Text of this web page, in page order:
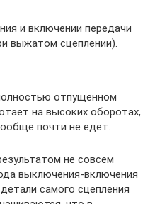
и включении передачи
выжатом сцеплении).
отпущенном
на высоких оборотах,
почти не едет.
не совсем
выключения-включения
самого сцепления